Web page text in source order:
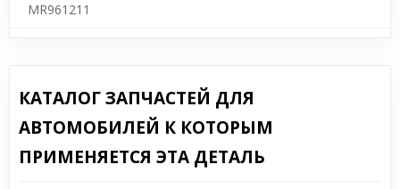
MR961211
КАТАЛОГ ЗАПЧАСТЕЙ ДЛЯ
АВТОМОБИЛЕЙ К КОТОРЫМ
ПРИМЕНЯЕТСЯ ЭТА ДЕТАЛЬ